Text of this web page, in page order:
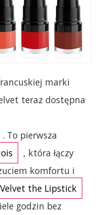
marki
teraz dostępna
. To pierwsza
, która łączy
komfortu i
the Lipstick
godzin bez